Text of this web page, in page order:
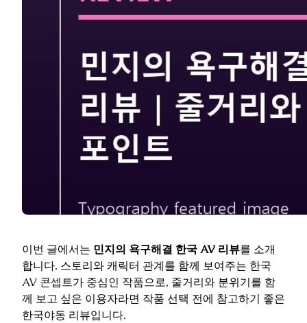
이번 글에서는 민지의 욕구해결 한국 AV 리뷰를 소개
합니다. 스토리와 캐릭터 관계를 함께 보여주는 한국
AV 콘셉트가 중심인 작품으로, 줄거리와 분위기를 함
께 보고 싶은 이용자라면 작품 선택 전에 참고하기 좋은
한국야동 리뷰입니다.